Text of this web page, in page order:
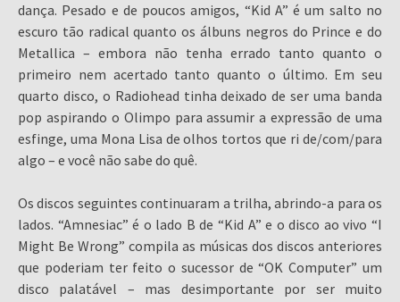
dança. Pesado e de poucos amigos, “Kid A” é um salto no
escuro tão radical quanto os álbuns negros do Prince e do
Metallica – embora não tenha errado tanto quanto o
primeiro nem acertado tanto quanto o último. Em seu
quarto disco, o Radiohead tinha deixado de ser uma banda
pop aspirando o Olimpo para assumir a expressão de uma
esfinge, uma Mona Lisa de olhos tortos que ri de/com/para
algo – e você não sabe do quê.
Os discos seguintes continuaram a trilha, abrindo-a para os
lados. “Amnesiac” é o lado B de “Kid A” e o disco ao vivo “I
Might Be Wrong” compila as músicas dos discos anteriores
que poderiam ter feito o sucessor de “OK Computer” um
disco palatável – mas desimportante por ser muito